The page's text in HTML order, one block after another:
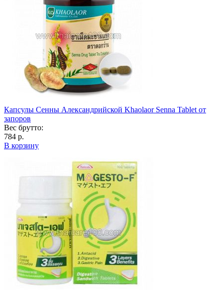
Капсулы Сенны Александрийской Khaolaor Senna Tablet от
запоров
Вес брутто:
784 р.
В корзину